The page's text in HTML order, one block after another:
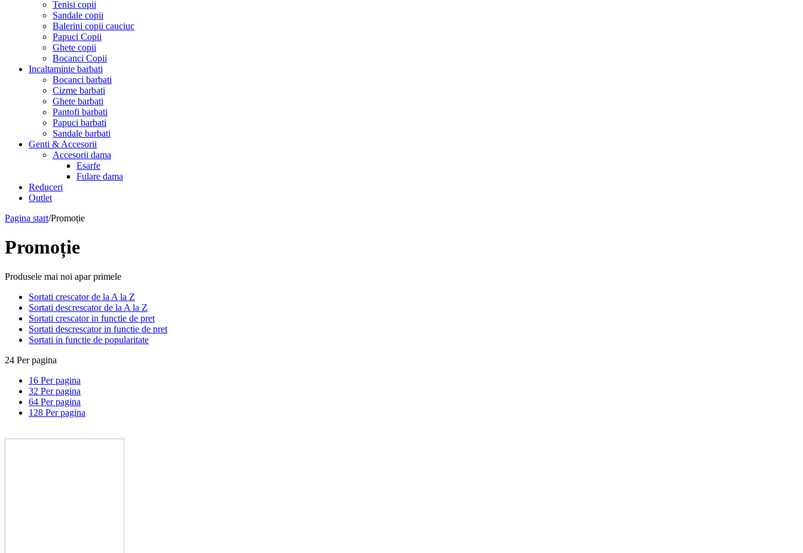
Tenisi copii
Sandale copii
Balerini copii cauciuc
Papuci Copii
Ghete copii
Bocanci Copii
Incaltaminte barbati
Bocanci barbati
Cizme barbati
Ghete barbati
Pantofi barbati
Papuci barbati
Sandale barbati
Genti & Accesorii
Accesorii dama
Esarfe
Fulare dama
Reduceri
Outlet
Pagina start/Promoție
Promoție
Produsele mai noi apar primele
Sortati crescator de la A la Z
Sortati descrescator de la A la Z
Sortati crescator in functie de pret
Sortati descrescator in functie de pret
Sortati in functie de popularitate
24 Per pagina
16 Per pagina
32 Per pagina
64 Per pagina
128 Per pagina